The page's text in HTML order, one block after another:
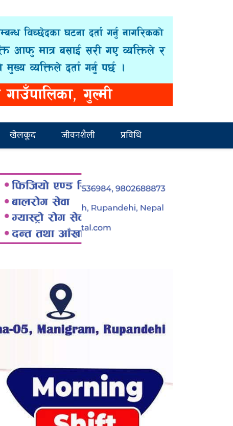
खेलकूद जीवनशैली प्रविधि